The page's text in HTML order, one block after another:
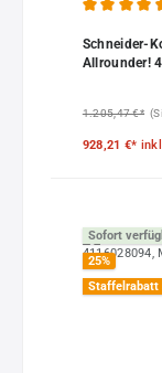
Schneider-
Allrounder!
1.205,47 €*
928,21 €*
Sofort
25%
Staffelrabatt